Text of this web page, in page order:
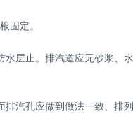
固定。
层止。排汽道应无砂浆、
汽孔应做到做法一致、排